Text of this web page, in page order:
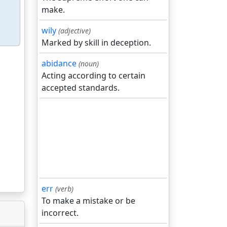
make.
wily (adjective)
Marked by skill in deception.
abidance (noun)
Acting according to certain
accepted standards.
err (verb)
To make a mistake or be
incorrect.